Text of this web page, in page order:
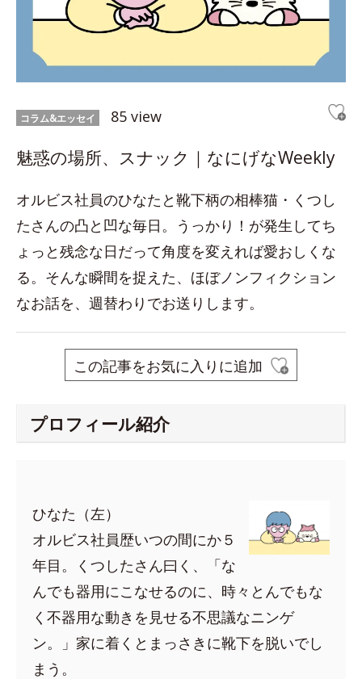
コラム&エッセイ 85 view
魅惑の場所、スナック｜なにげなWeekly
オルビス社員のひなたと靴下柄の相棒猫・くつし
たさんの凸と凹な毎日。うっかり！が発生してち
ょっと残念な日だって角度を変えれば愛おしくな
る。そんな瞬間を捉えた、ほぼノンフィクション
なお話を、週替わりでお送りします。
この記事をお気に入りに追加
プロフィール紹介
ひなた（左）
オルビス社員歴いつの間にか５
年目。くつしたさん曰く、「な
んでも器用にこなせるのに、時々とんでもな
く不器用な動きを見せる不思議なニンゲ
ン。」家に着くとまっさきに靴下を脱いでし
まう。